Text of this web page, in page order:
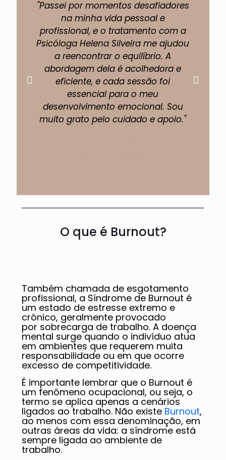
"Passei por momentos desafiadores
na minha vida pessoal e
profissional, e o tratamento com a
Psicóloga Helena Silveira me ajudou
a reencontrar o equilíbrio. A
abordagem dela é acolhedora e
eficiente, e cada sessão foi
essencial para o meu
desenvolvimento emocional. Sou
muito grato pelo cuidado e apoio."
O que é Burnout?
Também chamada de esgotamento
profissional, a Síndrome de Burnout é
um estado de estresse extremo e
crônico, geralmente provocado
por sobrecarga de trabalho. A doença
mental surge quando o indivíduo atua
em ambientes que requerem muita
responsabilidade ou em que ocorre
excesso de competitividade.
É importante lembrar que o Burnout é
um fenômeno ocupacional, ou seja, o
termo se aplica apenas a cenários
ligados ao trabalho. Não existe Burnout,
ao menos com essa denominação, em
outras áreas da vida: a síndrome está
sempre ligada ao ambiente de
trabalho.